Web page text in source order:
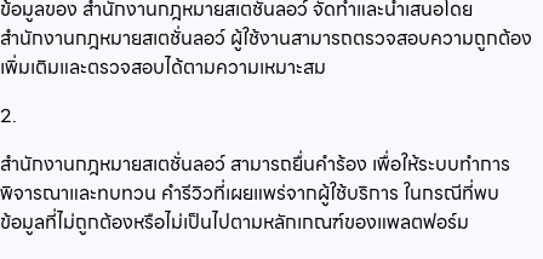
ข้อมูลของ สำนักงานกฎหมายสเตชั่นลอว์ จัดทำและนำเสนอโดย
สำนักงานกฎหมายสเตชั่นลอว์ ผู้ใช้งานสามารถตรวจสอบความถูกต้อง
เพิ่มเติมและตรวจสอบได้ตามความเหมาะสม
2.
สำนักงานกฎหมายสเตชั่นลอว์ สามารถยื่นคำร้อง เพื่อให้ระบบทำการ
พิจารณาและทบทวน คำรีวิวที่เผยแพร่จากผู้ใช้บริการ ในกรณีที่พบ
ข้อมูลที่ไม่ถูกต้องหรือไม่เป็นไปตามหลักเกณฑ์ของแพลตฟอร์ม